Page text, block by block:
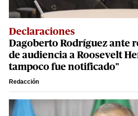
Declaraciones
Dagoberto Rodríguez ante
de audiencia a Roosevelt
tampoco fue notificado"
Redacción